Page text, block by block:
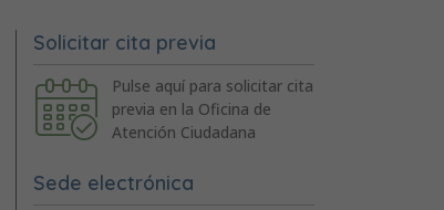
Solicitar cita previa
Pulse aquí para solicitar cita
previa en la Oficina de
Atención Ciudadana
Sede electrónica